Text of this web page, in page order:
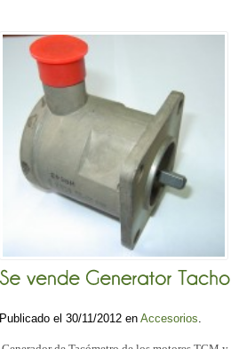
Publicado el 30/11/2012 en Accesorios.